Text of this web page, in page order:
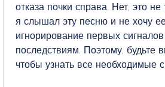
отказа почки справа. Нет, это
я слышал эту песню и не хочу
игнорирование первых
последствиям. Поэтому, будьте
чтобы узнать все необходимые